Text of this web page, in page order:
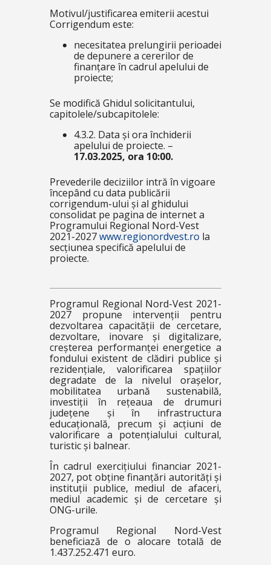
Motivul/justificarea emiterii acestui
Corrigendum este:
necesitatea prelungirii perioadei
de depunere a cererilor de
finanțare în cadrul apelului de
proiecte;
Se modifică Ghidul solicitantului,
capitolele/subcapitolele:
4.3.2. Data și ora închiderii
apelului de proiecte. –
17.03.2025, ora 10:00.
Prevederile deciziilor intră în vigoare
începând cu data publicării
corrigendum-ului și al ghidului
consolidat pe pagina de internet a
Programului Regional Nord-Vest
2021-2027www.regionordvest.ro la
secțiunea specifică apelului de
proiecte.
Programul Regional Nord-Vest 2021-
2027 propune intervenții pentru
dezvoltarea capacității de cercetare,
dezvoltare, inovare și digitalizare,
creșterea performanței energetice a
fondului existent de clădiri publice și
rezidențiale, valorificarea spațiilor
degradate de la nivelul orașelor,
mobilitatea urbană sustenabilă,
investiții în rețeaua de drumuri
județene și în infrastructura
educațională, precum și acțiuni de
valorificare a potențialului cultural,
turistic și balnear.
În cadrul exercițiului financiar 2021-
2027, pot obține finanțări autorități și
instituții publice, mediul de afaceri,
mediul academic și de cercetare și
ONG-urile.
Programul Regional Nord-Vest
beneficiază de o alocare totală de
1.437.252.471 euro.